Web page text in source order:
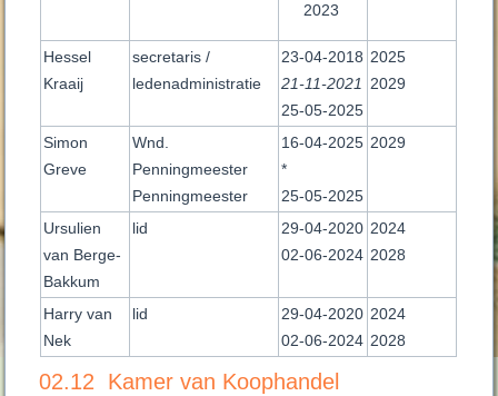
2023
Hessel
Kraaij
secretaris /
ledenadministratie
23-04-2018
21-11-2021
25-05-2025
2025
2029
Simon
Greve
Wnd.
Penningmeester
Penningmeester
16-04-2025
*
25-05-2025
2029
Ursulien
van Berge-
Bakkum
lid
29-04-2020
02-06-2024
2024
2028
Harry van
Nek
lid
29-04-2020
02-06-2024
2024
2028
02.12 Kamer van Koophandel